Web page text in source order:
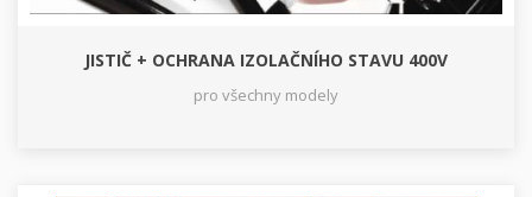
JISTIČ + OCHRANA IZOLAČNÍHO STAVU 400V
pro všechny modely